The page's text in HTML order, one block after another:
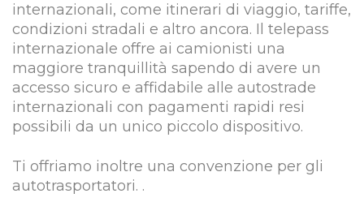
internazionali, come itinerari di viaggio, tariffe,
condizioni stradali e altro ancora. Il telepass
internazionale offre ai camionisti una
maggiore tranquillità sapendo di avere un
accesso sicuro e affidabile alle autostrade
internazionali con pagamenti rapidi resi
possibili da un unico piccolo dispositivo.
Ti offriamo inoltre una convenzione per gli
autotrasportatori. .